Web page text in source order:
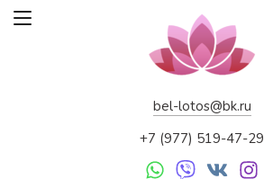
bel-lotos@bk.ru
+7 (977) 519-47-29